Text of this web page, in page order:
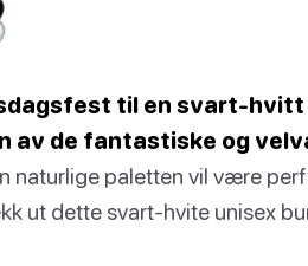
til en svart-
av de fantastiske og
naturlige paletten vil være
ut dette svart-hvite unisex